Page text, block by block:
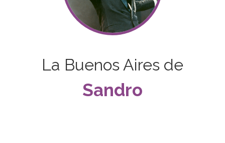
La Buenos Aires de
Sandro